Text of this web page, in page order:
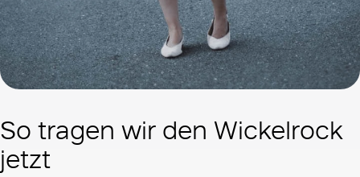
So tragen wir den Wickelrock
jetzt